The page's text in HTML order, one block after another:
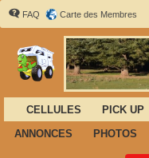
FAQ Carte des Membres
CELLULES PICK UP
ANNONCES
PHOTOS